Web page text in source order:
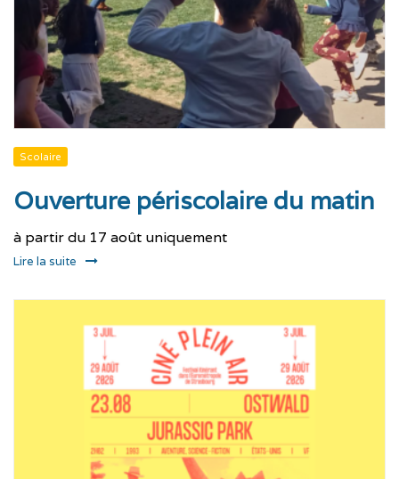
Scolaire
Ouverture périscolaire du matin
à partir du 17 août uniquement
Lire la suite